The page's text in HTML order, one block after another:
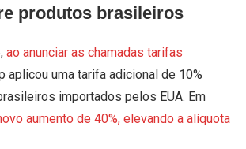
produtos brasileiros
ao anunciar as chamadas tarifas
aplicou uma tarifa adicional de 10%
importados pelos EUA. Em
aumento de 40%, elevando a alíquota